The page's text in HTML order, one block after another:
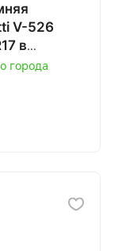
V-526
в
города